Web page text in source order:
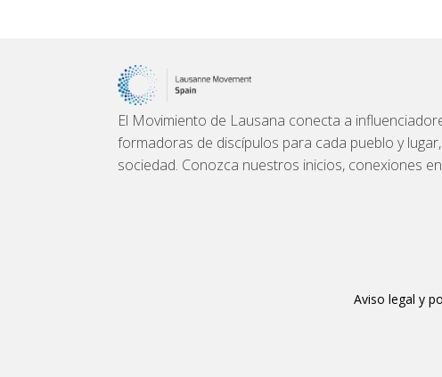
El Movimiento de Lausana conecta a
formadoras de discípulos para cada pueblo y
sociedad. Conozca nuestros inicios, conexiones
Aviso legal y